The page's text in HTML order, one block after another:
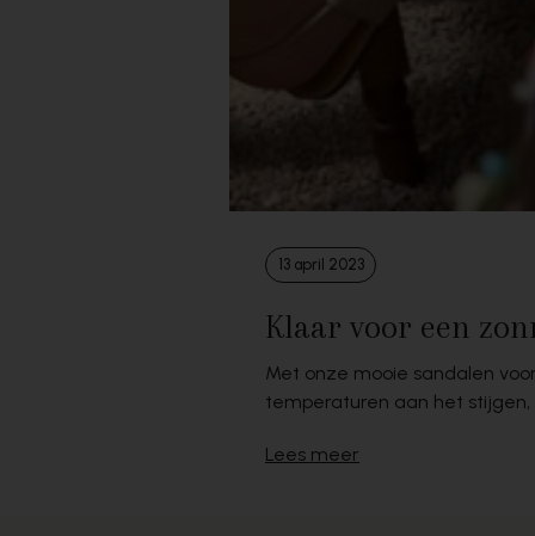
13 april 2023
Klaar voor een
Met onze mooie sandalen
temperaturen aan het stijgen,
Lees meer